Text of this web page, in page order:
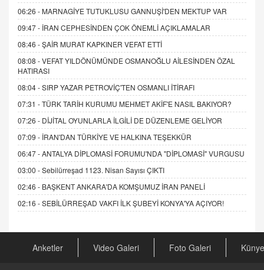
06:26 - MARNAGİYE TUTUKLUSU GANNUŞİ'DEN MEKTUP VAR
09:47 - İRAN CEPHESİNDEN ÇOK ÖNEMLİ AÇIKLAMALAR
08:46 -ŞAİR MURAT KAPKINER VEFAT ETTİ
08:08 -VEFAT YILDÖNÜMÜNDE OSMANOĞLU AİLESİNDEN ÖZAL
HATIRASI
08:04 -SIRP YAZAR PETROVİÇ'TEN OSMANLI İTİRAFI
07:31 -TÜRK TARİH KURUMU MEHMET AKİF'E NASIL BAKIYOR?
07:26 - DİJİTAL OYUNLARLA İLGİLİ DE DÜZENLEME GELİYOR
07:09 - İRAN'DAN TÜRKİYE VE HALKINA TEŞEKKÜR
06:47 -ANTALYA DİPLOMASİ FORUMU'NDA "DİPLOMASİ" VURGUSU
03:00 -Sebilürreşad 1123. Nisan Sayısı ÇIKTI
02:46 - BAŞKENT ANKARA'DA KOMŞUMUZ İRAN PANELİ
02:16 -SEBİLÜRREŞAD VAKFI İLK ŞUBEYİ KONYA'YA AÇIYOR!
Anketler Video Galeri Foto Galeri Künye